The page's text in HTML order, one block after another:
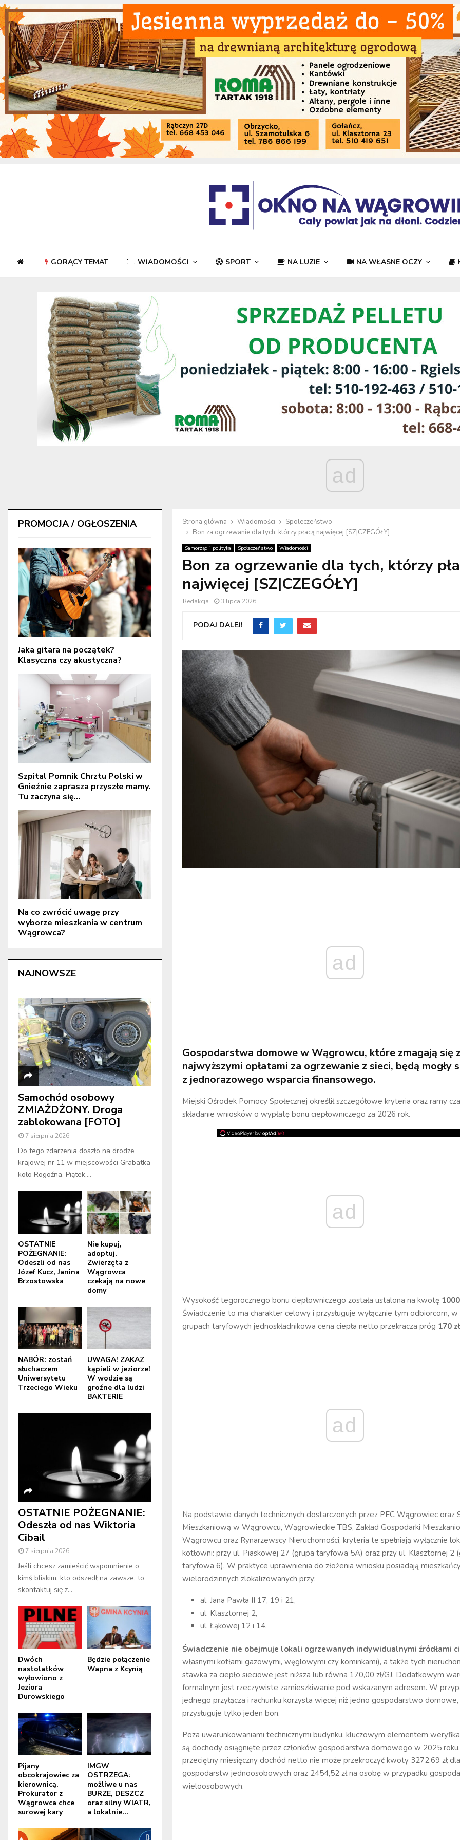
GORĄCY TEMAT WIADOMOŚCI SPORT NA LUZIE NA WŁASNE OCZY
ad
Strona główna Wiadomości
Społeczeństwo
Bon za ogrzewanie dla tych, którzy płacą najwięcej [SZ|CZEGÓŁY]
Samorząd i polityka Społeczeństwo Wiadomości
Bon za ogrzewanie dla tych, którzy
najwięcej [SZ|CZEGÓŁY]
Redakcja 3 lipca 2026
PODAJ DALEJ!
ad
Gospodarstwa domowe w Wągrowcu, które zmagają się
najwyższymi opłatami za ogrzewanie z sieci, będą mogły
z jednorazowego wsparcia finansowego.
Miejski Ośrodek Pomocy Społecznej określił szczegółowe kryteria oraz ramy
składanie wniosków o wypłatę bonu ciepłowniczego za 2026 rok.
ad
Wysokość tegorocznego bonu ciepłowniczego została ustalona na kwotę
Świadczenie to ma charakter celowy i przysługuje wyłącznie tym odbiorcom,
grupach taryfowych jednoskładnikowa cena ciepła netto przekracza próg 170
ad
Na podstawie danych technicznych dostarczonych przez PEC Wągrowiec oraz
Mieszkaniową w Wągrowcu, Wągrowieckie TBS, Zakład Gospodarki
Wągrowcu oraz Rynarzewscy Nieruchomości, kryteria te spełniają wyłącznie
kotłowni: przy ul. Piaskowej 27 (grupa taryfowa 5A) oraz przy ul. Klasztornej 2
taryfowa 6). W praktyce uprawnienia do złożenia wniosku posiadają
wielorodzinnych zlokalizowanych przy:
al. Jana Pawła II 17, 19 i 21,
ul. Klasztornej 2,
ul. Łąkowej 12 i 14.
Świadczenie nie obejmuje lokali ogrzewanych indywidualnymi źródłami
własnymi kotłami gazowymi, węglowymi czy kominkami), a także tych
stawka za ciepło sieciowe jest niższa lub równa 170,00 zł/GJ. Dodatkowym
formalnym jest rzeczywiste zamieszkiwanie pod wskazanym adresem. W
jednego przyłącza i rachunku korzysta więcej niż jedno gospodarstwo
przysługuje tylko jeden bon.
Poza uwarunkowaniami technicznymi budynku, kluczowym elementem
są dochody osiągnięte przez członków gospodarstwa domowego w 2025
przeciętny miesięczny dochód netto nie może przekroczyć kwoty 3272,69 zł dla
gospodarstw jednoosobowych oraz 2454,52 zł na osobę w przypadku
wieloosobowych.
PROMOCJA / OGŁOSZENIA
Jaka gitara na początek?
Klasyczna czy akustyczna?
Szpital Pomnik Chrztu Polski w
Gnieźnie zaprasza przyszłe mamy.
Tu zaczyna się...
Na co zwrócić uwagę przy
wyborze mieszkania w centrum
Wągrowca?
NAJNOWSZE
Samochód osobowy
ZMIAŻDŻONY. Droga
zablokowana [FOTO]
7 sierpnia 2026
Do tego zdarzenia doszło na drodze
krajowej nr 11 w miejscowości Grabatka
koło Rogoźna. Piątek,...
OSTATNIE
POŻEGNANIE:
Odeszli od nas
Józef Kucz, Janina
Brzostowska
Nie kupuj,
adoptuj.
Zwierzęta z
Wągrowca
czekają na nowe
domy
NABÓR: zostań
słuchaczem
Uniwersytetu
Trzeciego Wieku
UWAGA! ZAKAZ
kąpieli w jeziorze!
W wodzie są
groźne dla ludzi
BAKTERIE
OSTATNIE POŻEGNANIE:
Odeszła od nas Wiktoria
Cibail
7 sierpnia 2026
Jeśli chcesz zamieścić wspomnienie o
kimś bliskim, kto odszedł na zawsze, to
skontaktuj się z...
Dwóch
nastolatków
wyłowiono z
Jeziora
Durowskiego
Będzie połączenie
Wapna z Kcynią
Pijany
obcokrajowiec za
kierownicą.
Prokurator z
Wągrowca chce
surowej kary
IMGW
OSTRZEGA:
możliwe u nas
BURZE, DESZCZ
oraz silny WIATR,
a lokalnie...